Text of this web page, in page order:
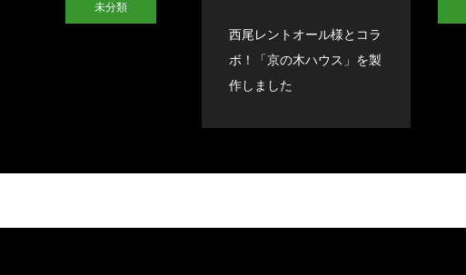
未分類
西尾レントオール様とコラ
ボ！「京の木ハウス」を製
作しました